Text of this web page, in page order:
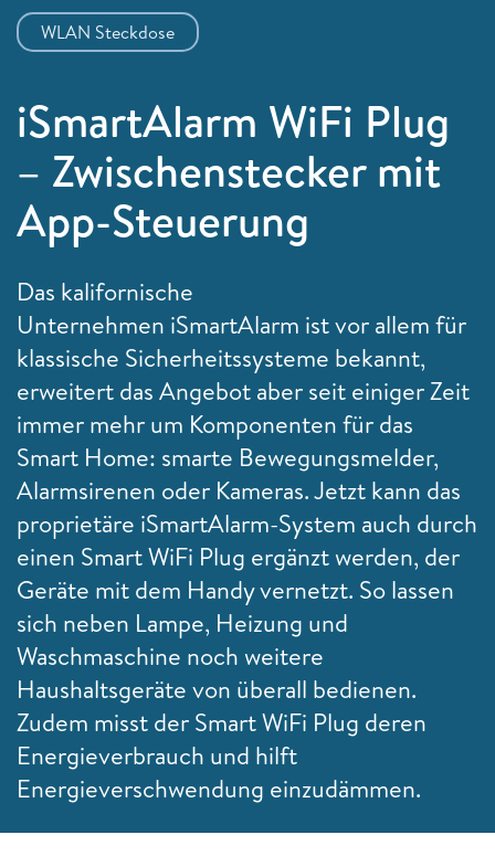
WLAN Steckdose
iSmartAlarm WiFi Plug
– Zwischenstecker mit
App-Steuerung
Das kalifornische
Unternehmen iSmartAlarm ist vor allem für
klassische Sicherheitssysteme bekannt,
erweitert das Angebot aber seit einiger Zeit
immer mehr um Komponenten für das
Smart Home: smarte Bewegungsmelder,
Alarmsirenen oder Kameras. Jetzt kann das
proprietäre iSmartAlarm-System auch durch
einen Smart WiFi Plug ergänzt werden, der
Geräte mit dem Handy vernetzt. So lassen
sich neben Lampe, Heizung und
Waschmaschine noch weitere
Haushaltsgeräte von überall bedienen.
Zudem misst der Smart WiFi Plug deren
Energieverbrauch und hilft
Energieverschwendung einzudämmen.